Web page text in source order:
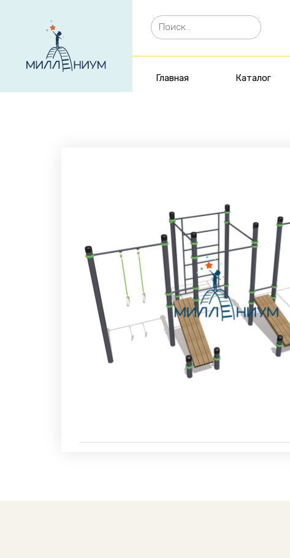
Главная Каталог